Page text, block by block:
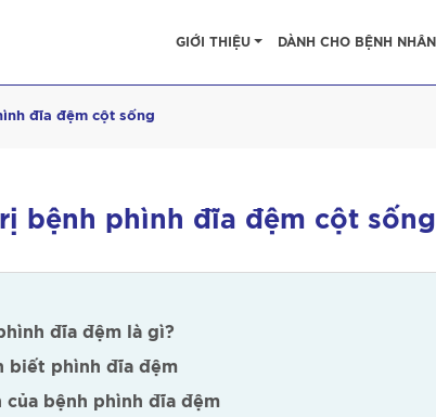
GIỚI THIỆU DÀNH CHO BỆNH NHÂN
đĩa đệm cột sống
bệnh phình đĩa đệm cột sống
đĩa đệm là gì?
biết phình đĩa đệm
của bệnh phình đĩa đệm